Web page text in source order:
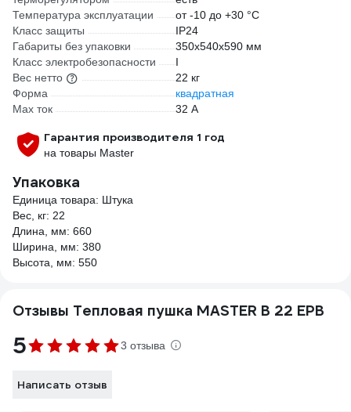
Температура эксплуатации
от -10 до +30 °С
Класс защиты
IP24
Габариты без упаковки
350х540х590 мм
Класс электробезопасности
I
Вес нетто
22 кг
Форма
квадратная
Max ток
32 А
Гарантия производителя 1 год
на товары Master
Упаковка
Единица товара: Штука
Вес, кг: 22
Длина, мм: 660
Ширина, мм: 380
Высота, мм: 550
Отзывы Тепловая пушка MASTER B 22 EPB
5 3 отзыва
Написать отзыв